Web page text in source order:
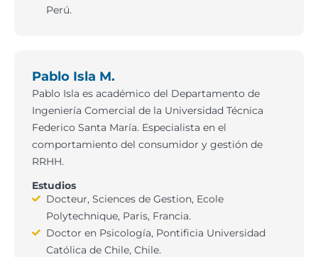
Perú.
Pablo Isla M.
Pablo Isla es académico del Departamento de
Ingeniería Comercial de la Universidad Técnica
Federico Santa María. Especialista en el
comportamiento del consumidor y gestión de
RRHH.
Estudios
Docteur, Sciences de Gestion, Ecole
Polytechnique, Paris, Francia.
Doctor en Psicología, Pontificia Universidad
Católica de Chile, Chile.